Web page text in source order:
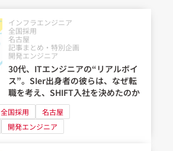
インフラエンジニア
全国採用
名古屋
記事まとめ・特別企画
開発エンジニア
30代、ITエンジニアの“リアルボイ
ス”。SIer出身者の彼らは、なぜ転
職を考え、SHIFT入社を決めたのか
全国採用
名古屋
開発エンジニア